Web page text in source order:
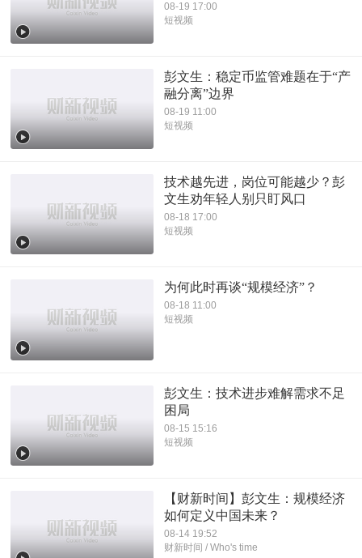
08-19 17:00
短视频
彭文生：稳定币监管难题在于“产
融分离”边界
08-19 11:00
短视频
技术越先进，岗位可能越少？彭
文生劝年轻人别只盯风口
08-18 17:00
短视频
为何此时再谈“规模经济”？
08-18 11:00
短视频
彭文生：技术进步难解需求不足
困局
08-15 15:16
短视频
【财新时间】彭文生：规模经济
如何定义中国未来？
08-14 19:52
财新时间 / Who's time